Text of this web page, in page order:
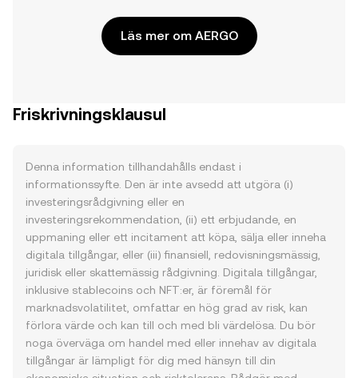
Läs mer om AERGO
Friskrivningsklausul
Denna information tillhandahålls endast i
informationssyfte. Den är inte avsedd att utgöra (i)
investeringsrådgivning eller en
investeringsrekommendation, (ii) ett erbjudande, en
uppmaning eller ett incitament att köpa, sälja eller inneha
digitala tillgångar, eller (iii) finansiell, redovisningsmässig,
juridisk eller skattemässig rådgivning. Digitala tillgångar,
inklusive stablecoins och NFT:er, är föremål för
marknadsvolatilitet, omfattar en hög grad av risk, kan
förlora värde och kan till och med bli värdelösa. Du bör
noga överväga om handel med eller innehav av digitala
tillgångar är lämpligt för dig med hänsyn till din